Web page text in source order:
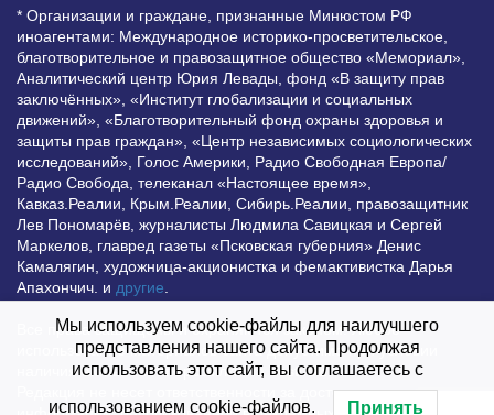
* Организации и граждане, признанные Минюстом РФ
иноагентами: Международное историко-просветительское,
благотворительное и правозащитное общество «Мемориал»,
Аналитический центр Юрия Левады, фонд «В защиту прав
заключённых», «Институт глобализации и социальных
движений», «Благотворительный фонд охраны здоровья и
защиты прав граждан», «Центр независимых социологических
исследований», Голос Америки, Радио Свободная Европа/
Радио Свобода, телеканал «Настоящее время»,
Кавказ.Реалии, Крым.Реалии, Сибирь.Реалии, правозащитник
Лев Пономарёв, журналисты Людмила Савицкая и Сергей
Маркелов, главред газеты «Псковская губерния» Денис
Камалягин, художница-акционистка и фемактивистка Дарья
Апахончич. и другие
Все права защищены и охраняются законом. Любое
использование материалов сайта допустимо при условии
наличия активной гиперссылки на Vesti.UZ.
Редакция не несет ответственности за достоверность
Мы используем cookie-файлы для наилучшего
представления нашего сайта. Продолжая
использовать этот сайт, вы соглашаетесь с
использованием cookie-файлов. Принять